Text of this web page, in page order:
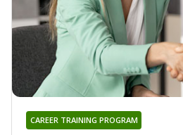
CAREER TRAINING PROGRAM